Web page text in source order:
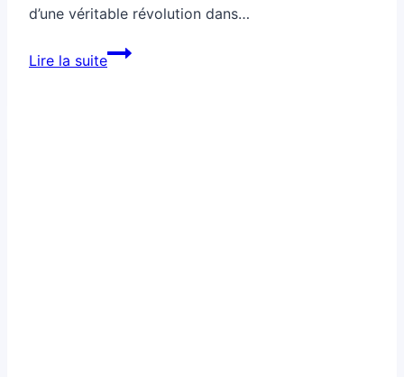
d’une véritable révolution dans…
Lire la suiteComment